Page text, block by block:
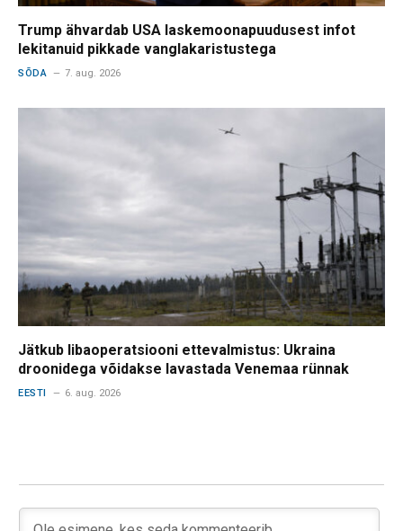
Trump ähvardab USA laskemoonapuudusest infot
lekitanuid pikkade vanglakaristustega
SÕDA 7. aug. 2026
Jätkub libaoperatsiooni ettevalmistus: Ukraina
droonidega võidakse lavastada Venemaa rünnak
EESTI 6. aug. 2026